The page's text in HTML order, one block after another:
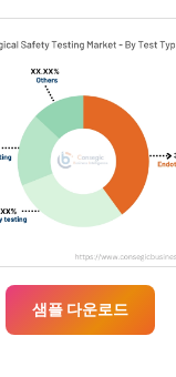
샘플 다운로드